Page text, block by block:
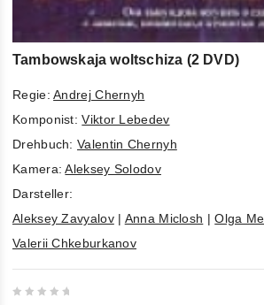
Tambowskaja woltschiza (2 DVD)
Regie:Andrej Chernyh
Komponist:Viktor Lebedev
Drehbuch:Valentin Chernyh
Kamera:Aleksey Solodov
Darsteller:
Aleksey Zavyalov| Anna Miclosh |Olga
Valerii Chkeburkanov